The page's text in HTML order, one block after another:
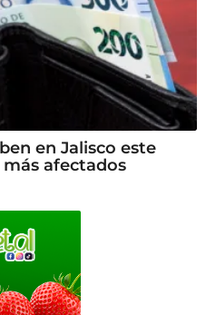
en Jalisco este
afectados